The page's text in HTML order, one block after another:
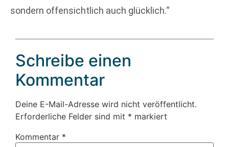
sondern offensichtlich auch glücklich.“
Schreibe einen
Kommentar
Deine E-Mail-Adresse wird nicht veröffentlicht.
Erforderliche Felder sind mit * markiert
Kommentar *